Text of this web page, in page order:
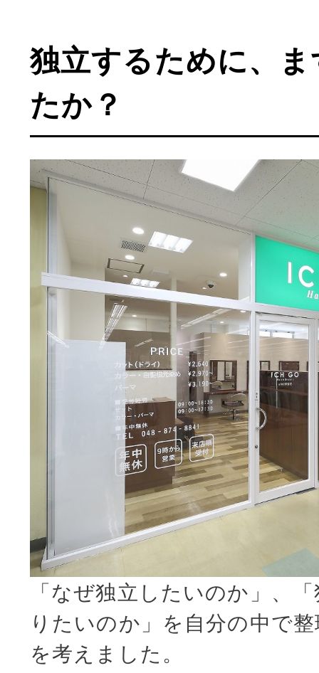
独立するために、
たか？
「なぜ独立したいのか」、
りたいのか」を自分の中で
を考えました。